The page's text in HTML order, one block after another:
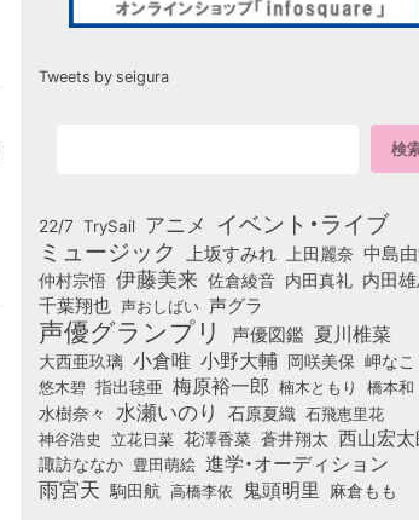
Tweets by seigura
22/7 TrySail アニメ イベント・ライブ
ミュージック 上坂すみれ 上田麗奈 中島
仲村宗悟 伊藤美来 佐倉綾音 内田真礼 内田
千葉翔也 声おしばい 声グラ
声優グランプリ 声優図鑑 夏川椎菜
大西亜玖璃 小倉唯 小野大輔 岡咲美保 岬なこ
悠木碧 指出毬亜 梅原裕一郎 楠木ともり 橋本和
水樹奈々 水瀬いのり 石原夏織 石飛恵里花
神谷浩史 立花日菜 花澤香菜 蒼井翔太 西山宏
諏訪ななか 豊田萌絵 進学・オーディション
雨宮天 駒田航 高橋李依 鬼頭明里 麻倉もも